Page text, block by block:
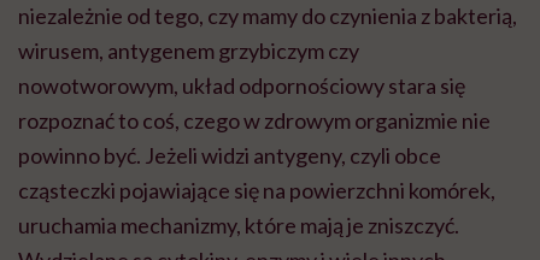
niezależnie od tego, czy mamy do czynienia z bakterią,
wirusem, antygenem grzybiczym czy
nowotworowym, układ odpornościowy stara się
rozpoznać to coś, czego w zdrowym organizmie nie
powinno być. Jeżeli widzi antygeny, czyli obce
cząsteczki pojawiające się na powierzchni komórek,
uruchamia mechanizmy, które mają je zniszczyć.